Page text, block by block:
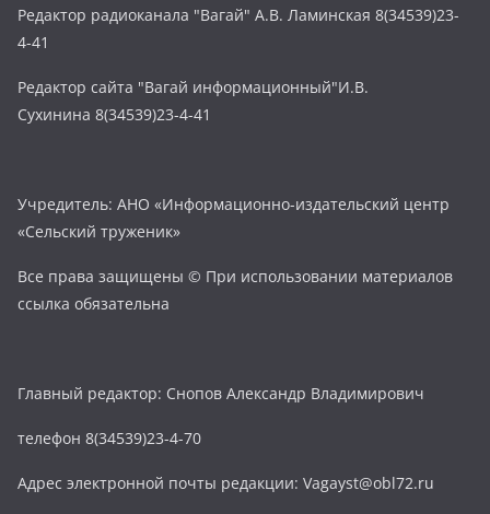
Редактор радиоканала "Вагай" А.В. Ламинская 8(34539)23-
4-41
Редактор сайта "Вагай информационный"И.В.
Сухинина 8(34539)23-4-41
Учредитель: АНО «Информационно-издательский центр
«Сельский труженик»
Все права защищены © При использовании материалов
ссылка обязательна
Главный редактор: Снопов Александр Владимирович
телефон 8(34539)23-4-70
Адрес электронной почты редакции: Vagayst@obl72.ru